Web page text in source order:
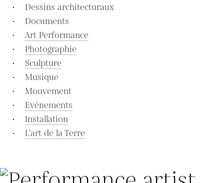
• Dessins architecturaux
• Documents
• Art Performance
• Photographie
• Sculpture
• Musique
• Mouvement
• Evènements
• Installation
• L'art de la Terre